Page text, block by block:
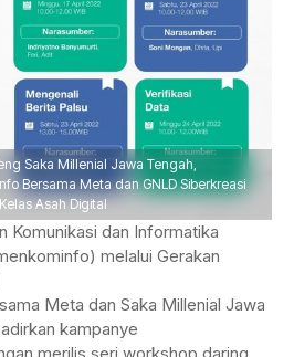
Saka Millenial Jawa Tengah,
Bersama Meta dan GNLD Siberkreasi
Asah Digital
Komunikasi dan Informatika
melalui Gerakan
Meta dan Saka Millenial Jawa
kampanye